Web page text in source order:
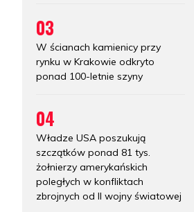
03
W ścianach kamienicy przy
rynku w Krakowie odkryto
ponad 100-letnie szyny
04
Władze USA poszukują
szczątków ponad 81 tys.
żołnierzy amerykańskich
poległych w konfliktach
zbrojnych od II wojny światowej